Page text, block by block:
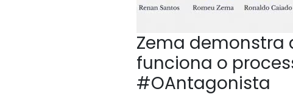
Zema demonstra
funciona o
#OAntagonista